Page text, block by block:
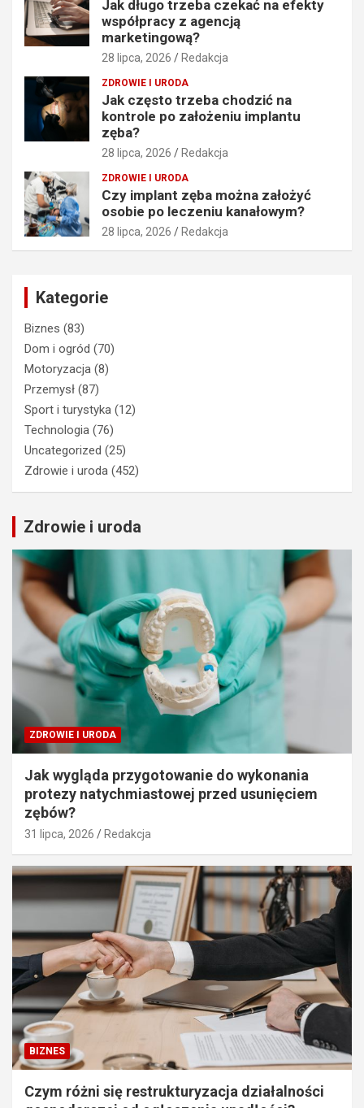
Jak długo trzeba czekać na efekty
współpracy z agencją
marketingową?
28 lipca, 2026 Redakcja
ZDROWIE I URODA
Jak często trzeba chodzić na
kontrole po założeniu implantu
zęba?
28 lipca, 2026 Redakcja
ZDROWIE I URODA
Czy implant zęba można założyć
osobie po leczeniu kanałowym?
28 lipca, 2026 Redakcja
Kategorie
Biznes (83)
Dom i ogród (70)
Motoryzacja (8)
Przemysł (87)
Sport i turystyka (12)
Technologia (76)
Uncategorized (25)
Zdrowie i uroda (452)
Zdrowie i uroda
ZDROWIE I URODA
Jak wygląda przygotowanie do wykonania
protezy natychmiastowej przed usunięciem
zębów?
31 lipca, 2026 Redakcja
BIZNES
Czym różni się restrukturyzacja działalności